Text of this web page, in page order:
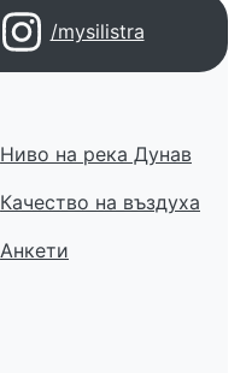
/mysilistra
Ниво на река Дунав
Качество на въздуха
Анкети